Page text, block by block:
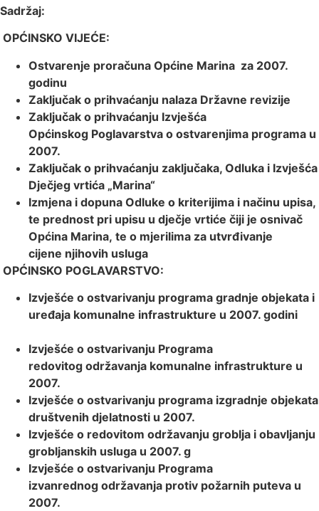
Sadržaj:
OPĆINSKO VIJEĆE:
Ostvarenje proračuna Općine Marina za 2007.
godinu
Zaključak o prihvaćanju nalaza Državne revizije
Zaključak o prihvaćanju Izvješća
Općinskog Poglavarstva o ostvarenjima programa u
2007.
Zaključak o prihvaćanju zaključaka, Odluka i Izvješća
Dječjeg vrtića „Marina“
Izmjena i dopuna Odluke o kriterijima i načinu upisa,
te prednost pri upisu u dječje vrtiće čiji je osnivač
Općina Marina, te o mjerilima za utvrđivanje
cijene njihovih usluga
OPĆINSKO POGLAVARSTVO:
Izvješće o ostvarivanju programa gradnje objekata i
uređaja komunalne infrastrukture u 2007. godini
Izvješće o ostvarivanju Programa
redovitog održavanja komunalne infrastrukture u
2007.
Izvješće o ostvarivanju programa izgradnje objekata
društvenih djelatnosti u 2007.
Izvješće o redovitom održavanju groblja i obavljanju
grobljanskih usluga u 2007. g
Izvješće o ostvarivanju Programa
izvanrednog održavanja protiv požarnih puteva u
2007.